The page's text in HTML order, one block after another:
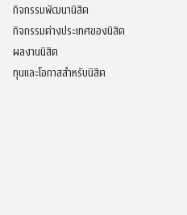
กิจกรรมพัฒนานิสิต
กิจกรรมต่างประเทศของนิสิต
ผลงานนิสิต
ทุนและโอกาสสำหรับนิสิต